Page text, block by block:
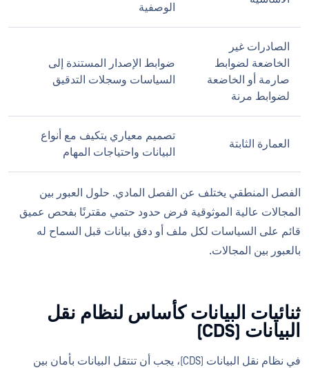
الوصفية
الصادرات غير
الخاضعة لضوابط
صارمة أو الخاضعة
لضوابط مرنة
ضوابط الإصدار المستندة إلى
السياسات وسجلات التدقيق
العمارة الثابتة
تصميم معياري يتكيف مع أنواع
البيانات واحتياجات المهام
الفصل المنطقي يختلف عن الفصل المادي. حلول العبور بين
المجالات عالية الموثوقية فرض حدود حتمي مقترنًا بفحص عميق
قائم على السياسات لكل ملف أو دفق بيانات قبل السماح له
بالعبور بين المجالات.
ثنائيات البيانات كأساس لنظام نقل
البيانات (CDS)
في نظام نقل البيانات (CDS)، يجب أن تنتقل البيانات بأمان بين